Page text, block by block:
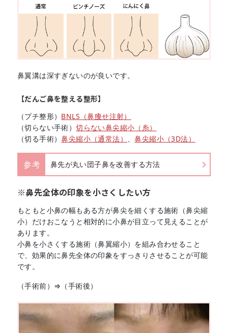
鼻翼溝は深すぎないのが良いです。
【だんご鼻を整える整形】
（プチ整形） BNLS（鼻痩せ注射）
（切らない手術）切らない鼻尖縮小（糸）
（切る手術）鼻尖縮小（通常法） 、鼻尖縮小（3D法）
参考 鼻先が丸い団子鼻を改善する方法
※鼻先全体の印象を小さくしたい方
もともと小鼻の幅もある方が鼻尖を細くする施術（鼻尖縮
小）だけおこなうと相対的に小鼻が目立って見えることが
あります。
小鼻を小さくする施術（鼻翼縮小）を組み合わせること
で、効果的に鼻先全体の印象をすっきりさせることが可能
です。
（手術前）⇒（手術後）